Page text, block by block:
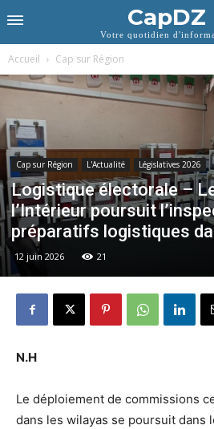
CapDZ
Votre quotidien
Accueil Cap sur Région
Cap sur Région L'Actualité Législatives 2026
Logistique électorale –
l’Intérieur poursuit
préparatifs logistiques
12 juin 2026 21
N.H
Le déploiement de commissions
dans les wilayas se poursuit dans